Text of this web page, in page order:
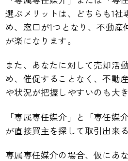
選ぶメリットは、どちらも1社
め、窓口が1つとなり、不動産
が楽になります。
また、あなたに対して売却活
め、催促することなく、不動
や状況が把握しやすいのも大
「専属専任媒介」と「専任媒
が直接買主を探して取引出来
専属専任媒介の場合、仮にあ